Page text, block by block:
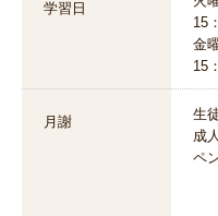
学習日
15
金
15
月謝
生
成
ペ